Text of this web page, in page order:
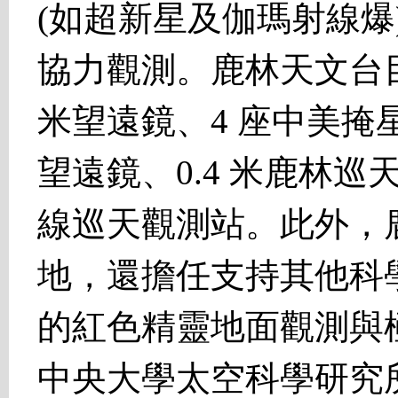
(如超新星及伽瑪射線
協力觀測。鹿林天文
米望遠鏡、4 座中美掩
望遠鏡、0.4 米鹿林巡
線巡天觀測站。此外
地，還擔任支持其他
的紅色精靈地面觀測
中央大學太空科學研